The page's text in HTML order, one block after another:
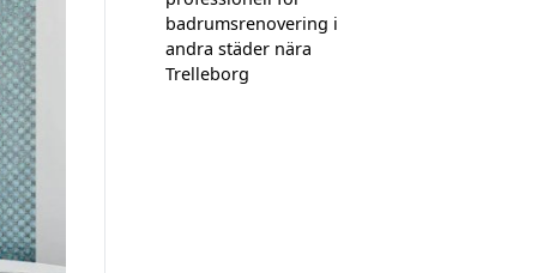
badrumsrenovering i
andra städer nära
Trelleborg